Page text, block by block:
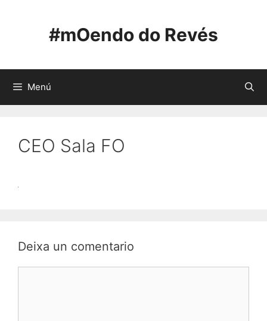
#mOendo do Revés
Menú
CEO Sala FO
Deixa un comentario